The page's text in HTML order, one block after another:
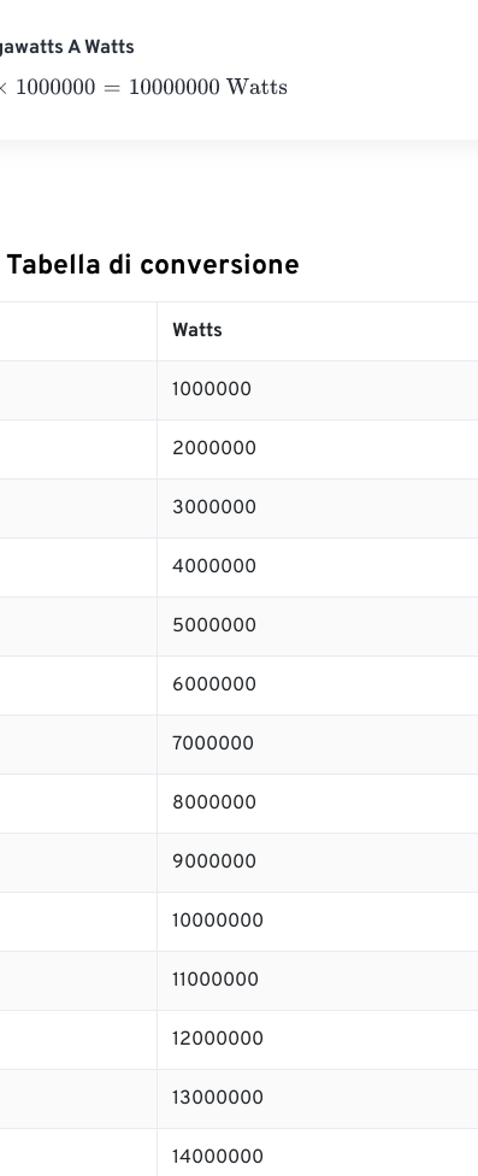
A Watts
=10000000 Watts
di conversione
Watts
1000000
2000000
3000000
4000000
5000000
6000000
7000000
8000000
9000000
10000000
11000000
12000000
13000000
14000000